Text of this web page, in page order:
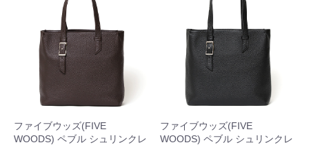
ファイブウッズ(FIVE
WOODS) ペブル シュリンクレ
ファイブウッズ(FIVE
WOODS) ペブル シュリンクレ